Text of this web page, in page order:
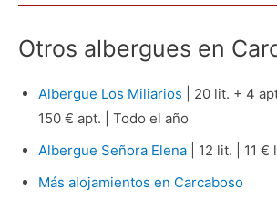
Otros albergues en
Albergue Los Miliarios | 20 lit. + 4
150 € apt. | Todo el año
Albergue Señora Elena| 12 lit. | 11 €
Más alojamientos en Carcaboso